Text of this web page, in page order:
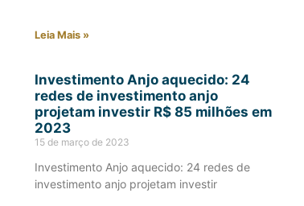
Leia Mais »
Investimento Anjo aquecido: 24
redes de investimento anjo
projetam investir R$ 85 milhões em
2023
15 de março de 2023
Investimento Anjo aquecido: 24 redes de
investimento anjo projetam investir